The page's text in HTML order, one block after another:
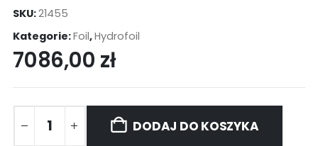
SKU:21455
Kategorie:Foil,Hydrofoil
7086,00 zł
DODAJ DO KOSZYKA